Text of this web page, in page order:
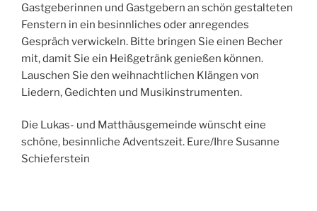
Gastgeberinnen und Gastgebern an schön gestalteten
Fenstern in ein besinnliches oder anregendes
Gespräch verwickeln. Bitte bringen Sie einen Becher
mit, damit Sie ein Heißgetränk genießen können.
Lauschen Sie den weihnachtlichen Klängen von
Liedern, Gedichten und Musikinstrumenten.
Die Lukas- und Matthäusgemeinde wünscht eine
schöne, besinnliche Adventszeit. Eure/Ihre Susanne
Schieferstein